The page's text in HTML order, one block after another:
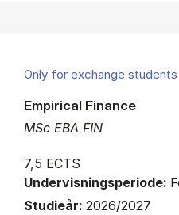
Only for exchange students
MSc EBA FIN
Empirical Finance
7,5 ECTS
Undervisningsperiode:
Studieår: 2026/2027